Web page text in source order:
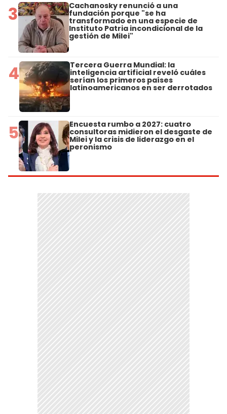
3 Cachanosky renunció a una
fundación porque "se ha
transformado en una especie de
Instituto Patria incondicional de la
gestión de Milei"
4 Tercera Guerra Mundial: la
inteligencia artificial reveló cuáles
serían los primeros países
latinoamericanos en ser derrotados
5 Encuesta rumbo a 2027: cuatro
consultoras midieron el desgaste de
Milei y la crisis de liderazgo en el
peronismo